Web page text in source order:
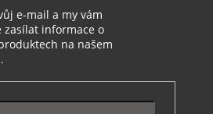
e-mail a my vám
zasílat informace o
na našem